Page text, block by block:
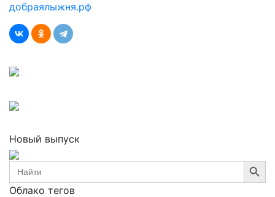
добраялыжня.рф
Новый выпуск
Search
for:
Search Button
Облако тегов